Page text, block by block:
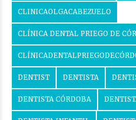
CLINICAOLGACABEZUELO
CLÍNICA DENTAL PRIEGO DE
DENTIST DENTISTA
DENTISTA CÓRDOBA